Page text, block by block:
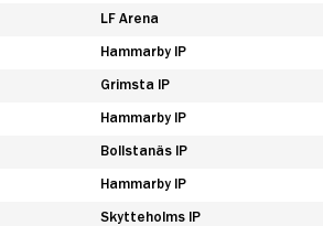
LF Arena
Hammarby IP
Grimsta IP
Hammarby IP
Bollstanäs IP
Hammarby IP
Skytteholms IP